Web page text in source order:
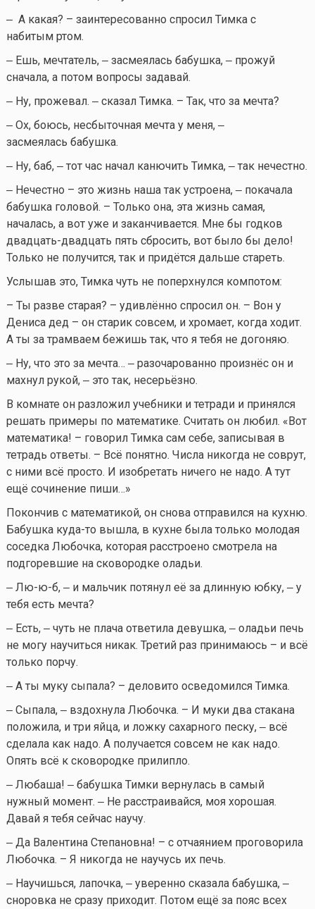
‒ А какая? – заинтересованно спросил Тимка с
набитым ртом.
‒ Ешь, мечтатель, ‒ засмеялась бабушка, ‒ прожуй
сначала, а потом вопросы задавай.
‒ Ну, прожевал. ‒ сказал Тимка. – Так, что за мечта?
‒ Ох, боюсь, несбыточная мечта у меня, ‒
засмеялась бабушка.
‒ Ну, баб, ‒ тот час начал канючить Тимка, ‒ так нечестно.
‒ Нечестно – это жизнь наша так устроена, ‒ покачала
бабушка головой. – Только она, эта жизнь самая,
началась, а вот уже и заканчивается. Мне бы годков
двадцать-двадцать пять сбросить, вот было бы дело!
Только не получится, так и придётся дальше стареть.
Услышав это, Тимка чуть не поперхнулся компотом:
– Ты разве старая? – удивлённо спросил он. – Вон у
Дениса дед – он старик совсем, и хромает, когда ходит.
А ты за трамваем бежишь так, что я тебя не догоняю.
‒ Ну, что это за мечта… ‒ разочарованно произнёс он и
махнул рукой, ‒ это так, несерьёзно.
В комнате он разложил учебники и тетради и принялся
решать примеры по математике. Считать он любил. «Вот
математика! – говорил Тимка сам себе, записывая в
тетрадь ответы. – Всё понятно. Числа никогда не соврут,
с ними всё просто. И изобретать ничего не надо. А тут
ещё сочинение пиши…»
Покончив с математикой, он снова отправился на кухню.
Бабушка куда-то вышла, в кухне была только молодая
соседка Любочка, которая расстроено смотрела на
подгоревшие на сковородке оладьи.
‒ Лю-ю-б, ‒ и мальчик потянул её за длинную юбку, ‒ у
тебя есть мечта?
‒ Есть, ‒ чуть не плача ответила девушка, ‒ оладьи печь
не могу научиться никак. Третий раз принимаюсь – и всё
только порчу.
‒ А ты муку сыпала? – деловито осведомился Тимка.
‒ Сыпала, ‒ вздохнула Любочка. – И муки два стакана
положила, и три яйца, и ложку сахарного песку, ‒ всё
сделала как надо. А получается совсем не как надо.
Опять всё к сковородке прилипло.
‒ Любаша! ‒ бабушка Тимки вернулась в самый
нужный момент. ‒ Не расстраивайся, моя хорошая.
Давай я тебя сейчас научу.
‒ Да Валентина Степановна! – с отчаянием проговорила
Любочка. – Я никогда не научусь их печь.
‒ Научишься, лапочка, ‒ уверенно сказала бабушка, ‒
сноровка не сразу приходит. Потом ещё за пояс всех